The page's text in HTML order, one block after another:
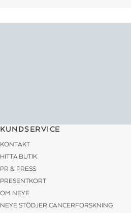
KUNDSERVICE
KONTAKT
HITTA BUTIK
PR & PRESS
PRESENTKORT
OM NEYE
NEYE STÖDJER CANCERFORSKNING